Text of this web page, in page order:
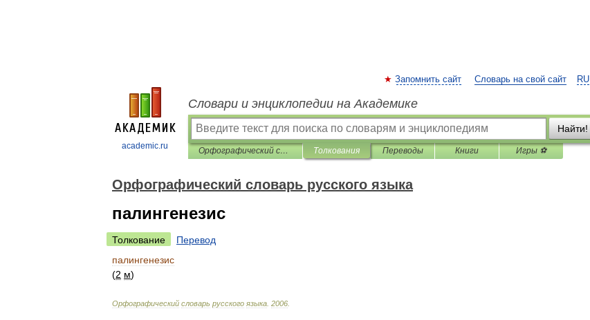
academic.ru
RU
Запомнить сайт Словарь на свой сайт
Словари и энциклопедии на Академике
Найти!
Орфографический словарь русского языка Толкования Переводы Книги Игры ⚽
Орфографический словарь русского языка
палингенезис
Толкование
Перевод
палингенезис
(2 м)
Орфографический словарь русского языка 2006